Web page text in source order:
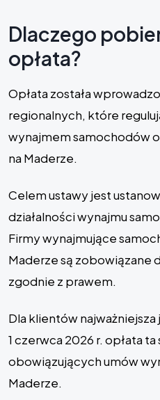
Dlaczego
opłata?
Opłata została
regionalnych, które
wynajmem samochodów
na Maderze.
Celem ustawy jest
działalności wynajmu
Firmy wynajmujące
Maderze są zobowiązane
zgodnie z prawem.
Dla klientów
1 czerwca 2026 r. opłata
obowiązujących umów
Maderze.